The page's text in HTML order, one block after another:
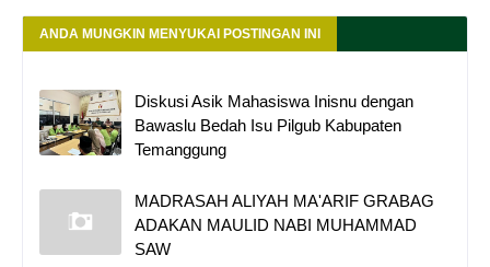
ANDA MUNGKIN MENYUKAI POSTINGAN INI
Diskusi Asik Mahasiswa Inisnu dengan
Bawaslu Bedah Isu Pilgub Kabupaten
Temanggung
MADRASAH ALIYAH MA'ARIF GRABAG
ADAKAN MAULID NABI MUHAMMAD
SAW